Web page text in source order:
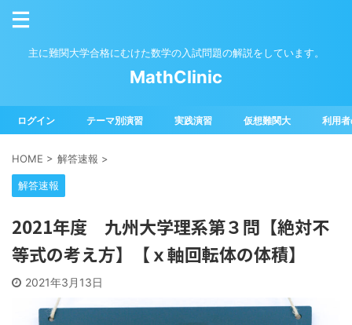
主に難関大学合格にむけた数学の入試問題の解説をしています。
MathClinic
ログイン テーマ別演習 実践演習 仮想難関大 利用
HOME > 解答速報 >
解答速報
2021年度 九州大学理系第３問【絶対不
等式の考え方】【ｘ軸回転体の体積】
2021年3月13日